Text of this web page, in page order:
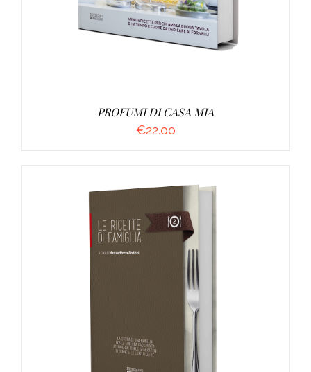
PROFUMI DI CASA MIA
€22.00
/